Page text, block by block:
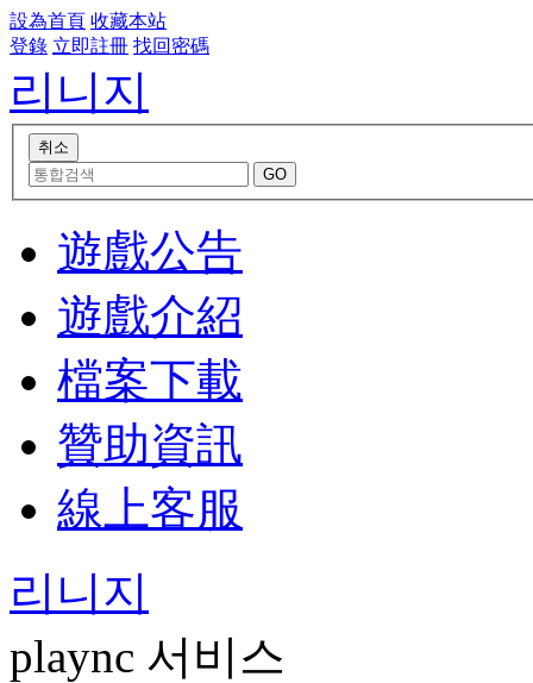
設為首頁 收藏本站
登錄 立即註冊 找回密碼
리니지
遊戲公告
遊戲介紹
檔案下載
贊助資訊
線上客服
리니지
plaync 서비스